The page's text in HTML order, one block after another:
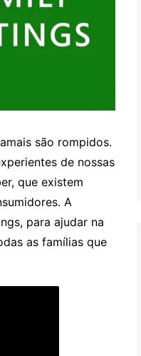
são rompidos.
de nossas
que existem
A
para ajudar na
as famílias que